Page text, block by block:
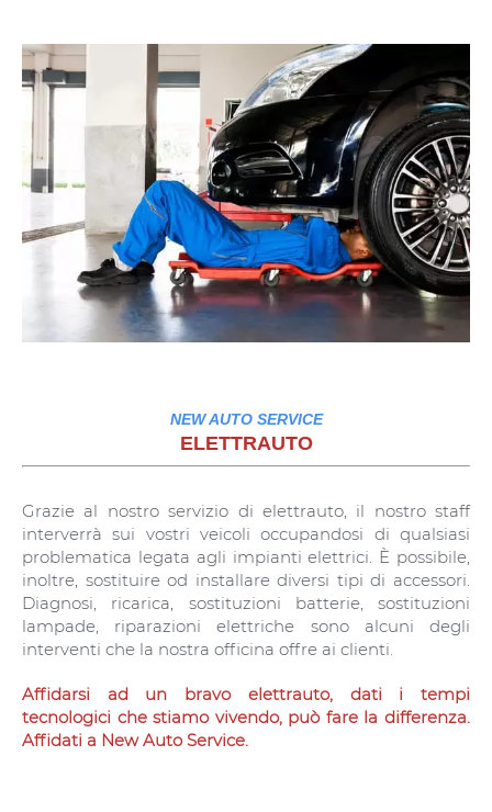
NEW AUTO SERVICE
ELETTRAUTO
Grazie al nostro servizio di elettrauto, il nostro staff
interverrà sui vostri veicoli occupandosi di qualsiasi
problematica legata agli impianti elettrici. È possibile,
inoltre, sostituire od installare diversi tipi di accessori.
Diagnosi, ricarica, sostituzioni batterie, sostituzioni
lampade, riparazioni elettriche sono alcuni degli
interventi che la nostra officina offre ai clienti.
Affidarsi ad un bravo elettrauto, dati i tempi
tecnologici che stiamo vivendo, può fare la differenza.
Affidati a New Auto Service.